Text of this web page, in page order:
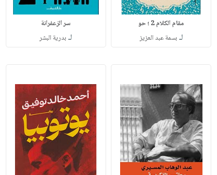
مقام الكلام 2 ؛ حو
لـ بسمة عبد العزيز
سر الزعفرانة
لـ بدرية البشر